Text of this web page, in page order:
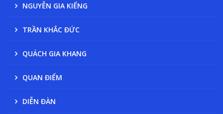
NGUYỄN GIA KIỂNG
TRẦN KHẮC ĐỨC
QUÁCH GIA KHANG
QUAN ĐIỂM
DIỄN ĐÀN